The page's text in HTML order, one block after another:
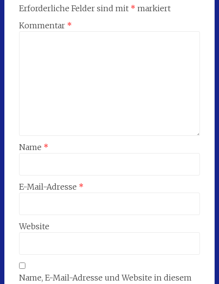
Erforderliche Felder sind mit * markiert
Kommentar *
Name *
E-Mail-Adresse *
Website
Name, E-Mail-Adresse und Website in diesem